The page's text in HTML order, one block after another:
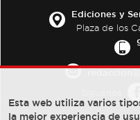
Ediciones y
Plaza de los
Esta web utiliza varios
la mejor experiencia de